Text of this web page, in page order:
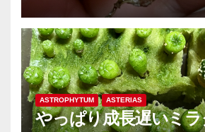
ASTROPHYTUM ASTERIAS
やっぱり成長遅いミ